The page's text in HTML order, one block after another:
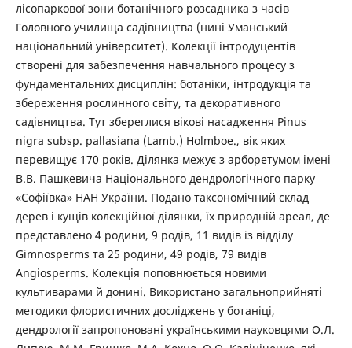
лісопаркової зони ботанічного розсадника з часів
Головного училища садівництва (нині Уманський
національний університет). Колекції інтродуцентів
створені для забезпечення навчального процесу з
фундаментальних дисциплін: ботаніки, інтродукція та
збереження рослинного світу, та декоративного
садівництва. Тут збереглися вікові насадження Pinus
nigra subsp. pallasiana (Lamb.) Holmboe., вік яких
перевищує 170 років. Ділянка межує з арборетумом імені
В.В. Пашкевича Національного дендрологічного парку
«Софіївка» НАН України. Подано таксономічний склад
дерев і кущів колекційної ділянки, їх природній ареал, де
представлено 4 родини, 9 родів, 11 видів із відділу
Gimnosperms та 25 родини, 49 родів, 79 видів
Angiosperms. Колекція поповнюється новими
культиварами й донині. Використано загальноприйняті
методики флористичних досліджень у ботаніці,
дендрології запропоновані українськими науковцями О.Л.